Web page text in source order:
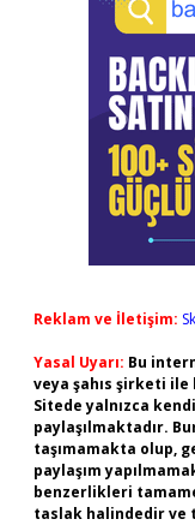
Reklam ve İletişim:
Yasal Uyarı: Bu
veya şahıs şirketi ile
Sitede yalnızca
paylaşılmaktadır.
taşımamakta olup,
paylaşım
benzerlikleri
taslak halindedir ve